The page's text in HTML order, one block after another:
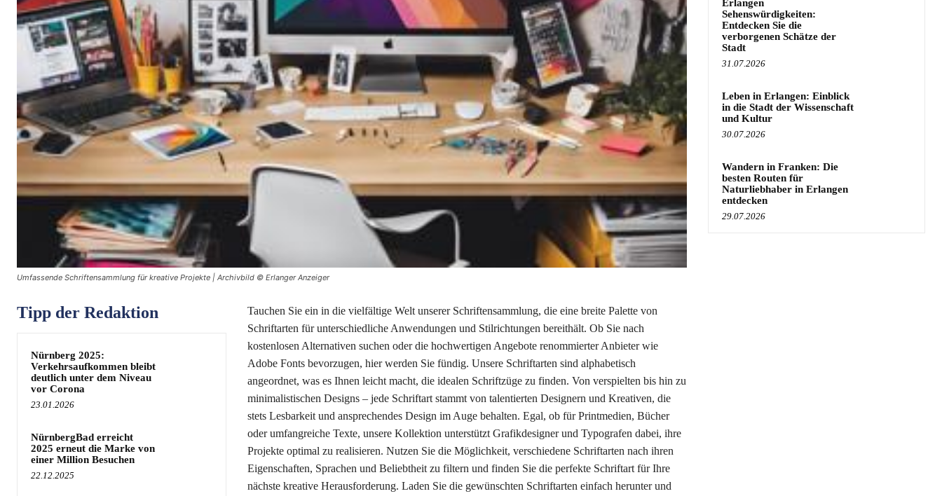
Umfassende Schriftensammlung für kreative Projekte | Archivbild © Erlanger Anzeiger
Tipp der Redaktion
Nürnberg 2025:
Verkehrsaufkommen bleibt
deutlich unter dem Niveau
vor Corona
23.01.2026
NürnbergBad erreicht
2025 erneut die Marke von
einer Million Besuchen
22.12.2025
Tauchen Sie ein in die vielfältige Welt unserer Schriftensammlung, die eine breite Palette von
Schriftarten für unterschiedliche Anwendungen und Stilrichtungen bereithält. Ob Sie nach
kostenlosen Alternativen suchen oder die hochwertigen Angebote renommierter Anbieter wie
Adobe Fonts bevorzugen, hier werden Sie fündig. Unsere Schriftarten sind alphabetisch
angeordnet, was es Ihnen leicht macht, die idealen Schriftzüge zu finden. Von verspielten bis hin zu
minimalistischen Designs – jede Schriftart stammt von talentierten Designern und Kreativen, die
stets Lesbarkeit und ansprechendes Design im Auge behalten. Egal, ob für Printmedien, Bücher
oder umfangreiche Texte, unsere Kollektion unterstützt Grafikdesigner und Typografen dabei, ihre
Projekte optimal zu realisieren. Nutzen Sie die Möglichkeit, verschiedene Schriftarten nach ihren
Eigenschaften, Sprachen und Beliebtheit zu filtern und finden Sie die perfekte Schriftart für Ihre
nächste kreative Herausforderung. Laden Sie die gewünschten Schriftarten einfach herunter und
Erlangen
Sehenswürdigkeiten:
Entdecken Sie die
verborgenen Schätze der
Stadt
31.07.2026
Leben in Erlangen: Einblick
in die Stadt der Wissenschaft
und Kultur
30.07.2026
Wandern in Franken: Die
besten Routen für
Naturliebhaber in Erlangen
entdecken
29.07.2026